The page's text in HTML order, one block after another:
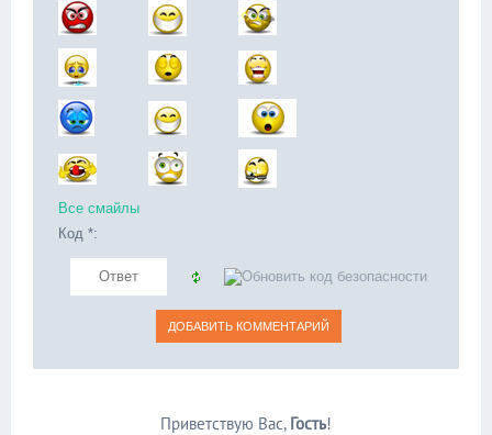
Все смайлы
Код *:
Приветствую Вас, Гость!